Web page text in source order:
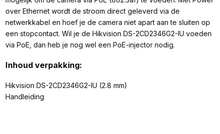
over Ethernet wordt de stroom direct geleverd via de
netwerkkabel en hoef je de camera niet apart aan te sluiten op
een stopcontact. Wil je de Hikvision DS-2CD2346G2-IU voeden
via PoE, dan heb je nog wel een PoE-injector nodig.
Inhoud verpakking:
Hikvision DS-2CD2346G2-IU (2.8 mm)
Handleiding